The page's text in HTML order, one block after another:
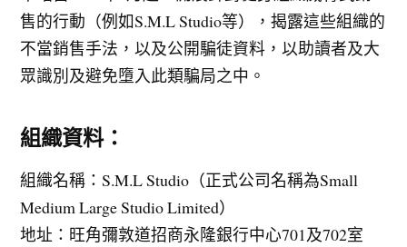
售的行動（例如S.M.L Studio等），揭露這些組織的
不當銷售手法，以及公開騙徒資料，以助讀者及大
眾識別及避免墮入此類騙局之中。
組織資料：
組織名稱：S.M.L Studio（正式公司名稱為Small
Medium Large Studio Limited）
地址：旺角彌敦道招商永隆銀行中心701及702室